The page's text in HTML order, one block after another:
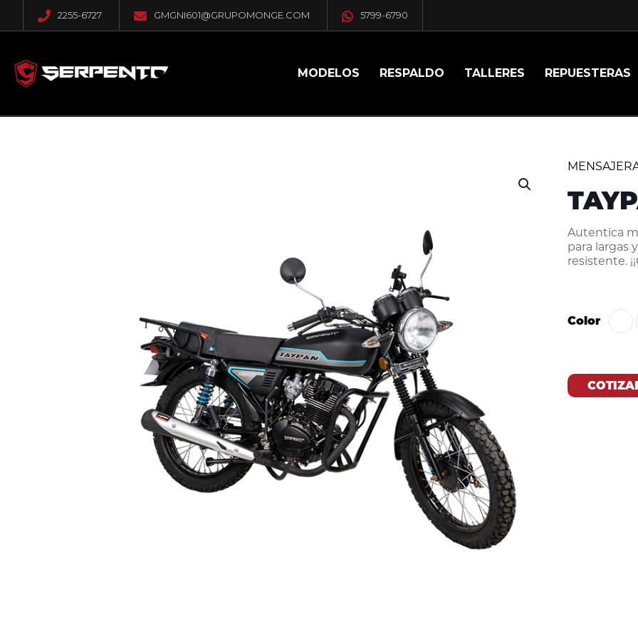
2255-6727 GMGNI601@GRUPOMONGE.COM 5799-6790
MODELOS RESPALDO TALLERES REPUESTERAS
Autentica
para largas
resistente.
Color